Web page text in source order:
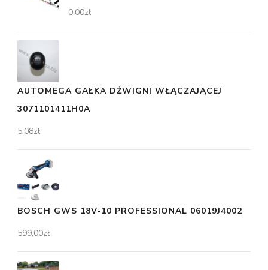
0,00zł
AUTOMEGA GAŁKA DŹWIGNI WŁĄCZAJĄCEJ
3071101411H0A
5,08zł
BOSCH GWS 18V-10 PROFESSIONAL 06019J4002
599,00zł